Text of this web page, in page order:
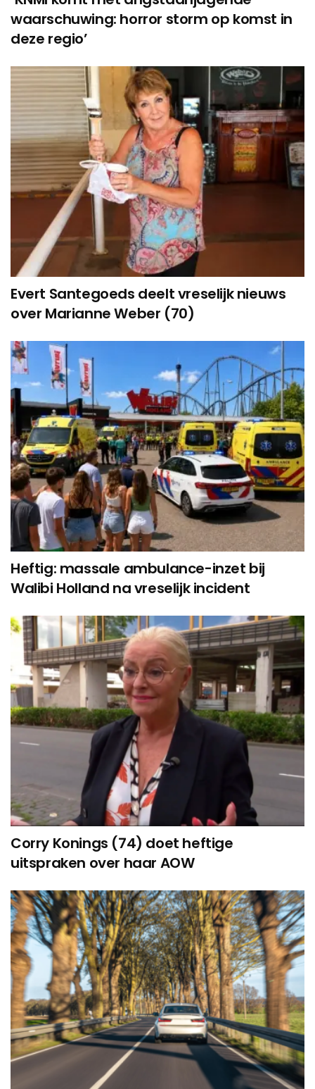
waarschuwing: horror storm op komst in
deze regio’
Evert Santegoeds deelt vreselijk nieuws
over Marianne Weber (70)
Heftig: massale ambulance-inzet bij
Walibi Holland na vreselijk incident
Corry Konings (74) doet heftige
uitspraken over haar AOW